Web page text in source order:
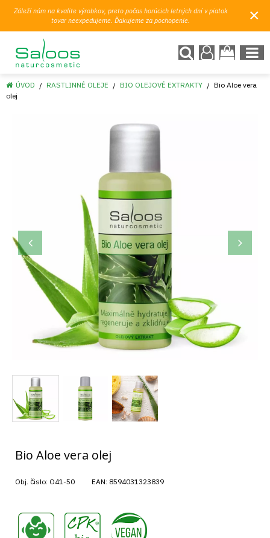
Záleží nám na kvalite výrobkov, preto počas horúcich letných dní v piatok
tovar neexpedujeme. Ďakujeme za pochopenie.
×
ÚVOD RASTLINNÉ OLEJE BIO OLEJOVÉ EXTRAKTY
Bio Aloe vera
olej
Bio Aloe vera olej
Obj. čislo: O41-50 EAN: 8594031323839